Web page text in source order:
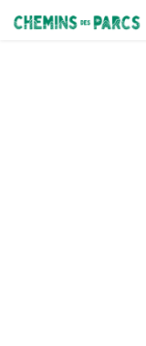
Chemins des Parcs